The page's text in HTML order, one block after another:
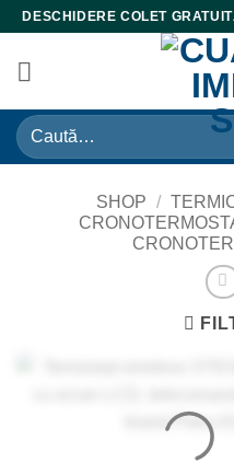
Skip
content
DESCHIDERE COLET
Caută
după:
SHOP /